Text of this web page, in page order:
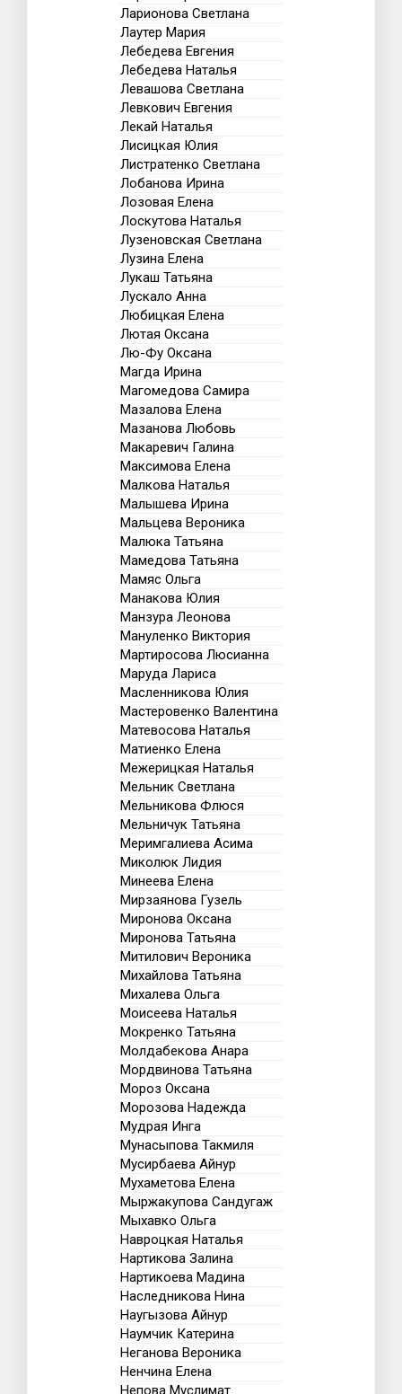
Ларионова Светлана
Лаутер Мария
Лебедева Евгения
Лебедева Наталья
Левашова Светлана
Левкович Евгения
Лекай Наталья
Лисицкая Юлия
Листратенко Светлана
Лобанова Ирина
Лозовая Елена
Лоскутова Наталья
Лузеновская Светлана
Лузина Елена
Лукаш Татьяна
Лускало Анна
Любицкая Елена
Лютая Оксана
Лю-Фу Оксана
Магда Ирина
Магомедова Самира
Мазалова Елена
Мазанова Любовь
Макаревич Галина
Максимова Елена
Малкова Наталья
Малышева Ирина
Мальцева Вероника
Малюка Татьяна
Мамедова Татьяна
Мамяс Ольга
Манакова Юлия
Манзура Леонова
Мануленко Виктория
Мартиросова Люсианна
Маруда Лариса
Масленникова Юлия
Мастеровенко Валентина
Матевосова Наталья
Матиенко Елена
Межерицкая Наталья
Мельник Светлана
Мельникова Флюся
Мельничук Татьяна
Меримгалиева Асима
Миколюк Лидия
Минеева Елена
Мирзаянова Гузель
Миронова Оксана
Миронова Татьяна
Митилович Вероника
Михайлова Татьяна
Михалева Ольга
Моисеева Наталья
Мокренко Татьяна
Молдабекова Анара
Мордвинова Татьяна
Мороз Оксана
Морозова Надежда
Мудрая Инга
Мунасыпова Такмиля
Мусирбаева Айнур
Мухаметова Елена
Мыржакупова Сандугаж
Мыхавко Ольга
Навроцкая Наталья
Нартикова Залина
Нартикоева Мадина
Наследникова Нина
Наугызова Айнур
Наумчик Катерина
Неганова Вероника
Ненчина Елена
Непова Муслимат